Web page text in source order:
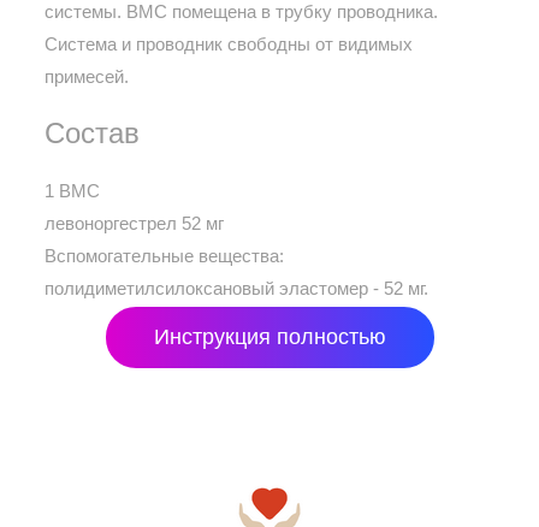
системы. ВМС помещена в трубку проводника.
Система и проводник свободны от видимых
примесей.
Состав
1 ВМС
левоноргестрел 52 мг
Вспомогательные вещества:
полидиметилсилоксановый эластомер - 52 мг.
Инструкция полностью